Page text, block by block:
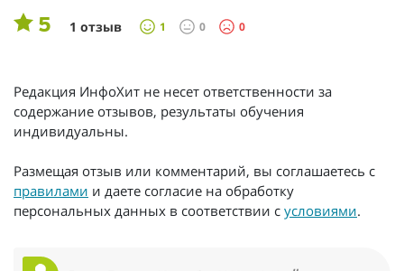
5 1 отзыв 1 0 0
Редакция ИнфоХит не несет ответственности за
содержание отзывов, результаты обучения
индивидуальны.
Размещая отзыв или комментарий, вы соглашаетесь с
правилами и даете согласие на обработку
персональных данных в соответствии с условиями.